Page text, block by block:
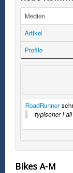
Medien
Artikel
Profile
RoadRunner
typischer
Bikes A-M